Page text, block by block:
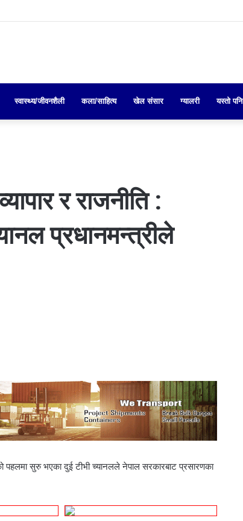
स्वास्थ्य/जीवनशैली कला/साहित्य खेल संसार ग्यालरी यस्तो पनि
र राजनीति :
प्रधानमन्त्रीले
पहलमा सुरु भएका दुई टीभी च्यानलले नेपाल सरकारबाट प्रसारणका